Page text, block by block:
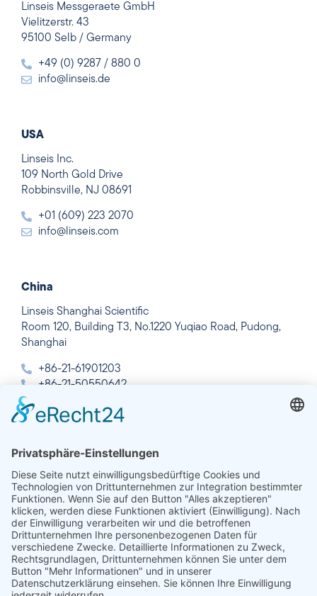
Linseis Messgeraete GmbH
Vielitzerstr. 43
95100 Selb / Germany
+49 (0) 9287 / 880 0
info@linseis.de
USA
Linseis Inc.
109 North Gold Drive
Robbinsville, NJ 08691
+01 (609) 223 2070
info@linseis.com
China
Linseis Shanghai Scientific
Room 120, Building T3, No.1220 Yuqiao Road, Pudong,
Shanghai
+86-21-61901203
+86-21-50550642
Indien
Linseis Thermal Analysis India Pvt. Ltd.
Plot 65, 2nd Floor, Sai Enclave,
Sector 23, Dwarka, 110077 New Delhi
+91-11-42883851
sales@linseis.in